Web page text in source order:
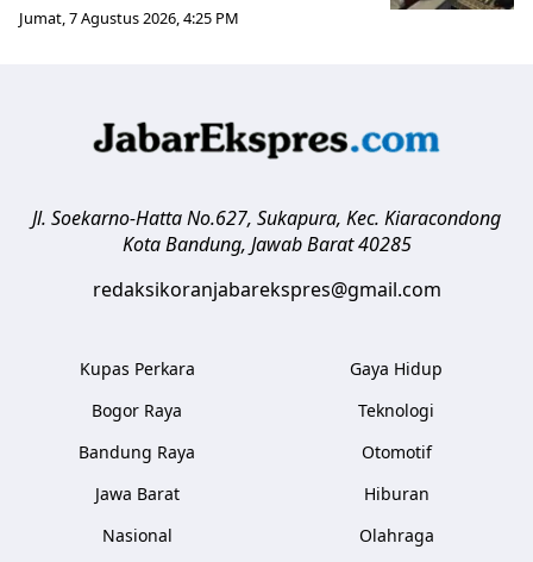
Jumat, 7 Agustus 2026, 4:25 PM
Jl. Soekarno-Hatta No.627, Sukapura, Kec. Kiaracondong
Kota Bandung, Jawab Barat 40285
redaksikoranjabarekspres@gmail.com
Kupas Perkara
Bogor Raya
Bandung Raya
Jawa Barat
Nasional
Gaya Hidup
Teknologi
Otomotif
Hiburan
Olahraga